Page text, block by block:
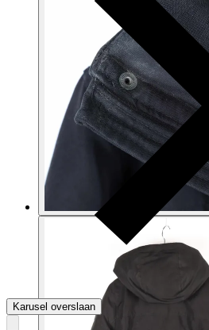
Karusel overslaan